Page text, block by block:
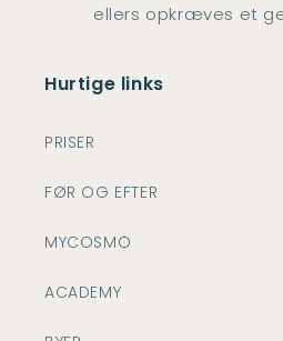
ellers opkræves et
Hurtige links
PRISER
FØR OG EFTER
MYCOSMO
ACADEMY